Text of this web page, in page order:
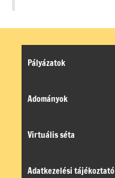
Pályázatok
Adományok
Virtuális séta
Adatkezelési tájékoztató